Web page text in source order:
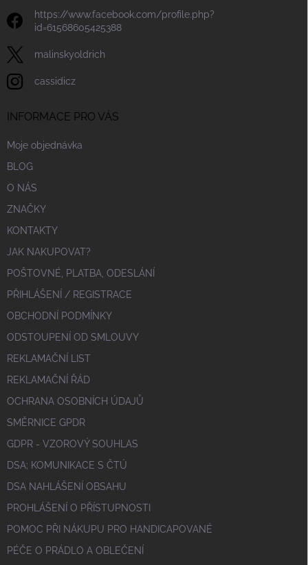
https://www.facebook.com/profile.php?
id=61568605425388
malinskyoldrich
cassidicz
INFORMACE PRO VÁS
Moje objednávka
BLOG
O NÁS
ZNAČKY
KONTAKTY
JAK NAKUPOVAT?
POŠTOVNÉ, PLATBA, ODESLÁNÍ
PŘIHLÁŠENÍ / REGISTRACE
OBCHODNÍ PODMÍNKY
ODSTOUPENÍ OD SMLOUVY
REKLAMAČNÍ LIST
REKLAMAČNÍ ŘÁD
OCHRANA OSOBNÍCH ÚDAJŮ
SMĚRNICE GPDR
GDPR - VZOROVÝ SOUHLAS
DSA; KOMUNIKACE S ČTÚ
DSA NAHLÁŠENÍ OBSAHU
PROHLÁŠENÍ O PŘÍSTUPNOSTI
POMOC PŘI NÁKUPU PRO HANDICAPOVANÉ
PÉČE O PRÁDLO A OBLEČENÍ